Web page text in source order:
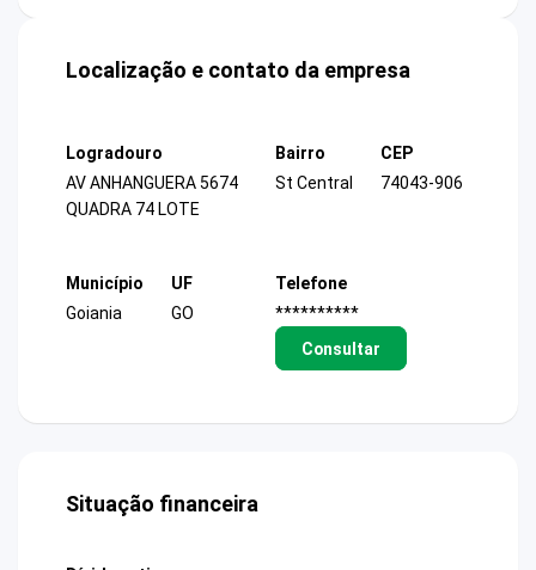
Localização e contato da empresa
Logradouro
AV ANHANGUERA 5674
QUADRA 74 LOTE
Bairro
St Central
CEP
74043-906
Município
Goiania
UF
GO
Telefone
**********
Consultar
Situação financeira